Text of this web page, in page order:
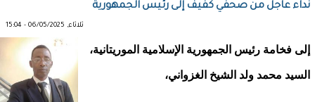
نداء عاجل من صحفي كفيف إلى رئيس الجمهورية
ثلاثاء, 06/05/2025 - 15:04
إلى فخامة رئيس الجمهورية الإسلامية الموريتانية،
السيد محمد ولد الشيخ الغزواني،